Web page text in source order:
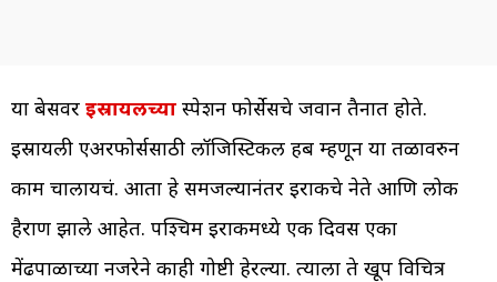
या बेसवर इस्रायलच्या स्पेशन फोर्सेसचे जवान तैनात होते.
इस्रायली एअरफोर्ससाठी लॉजिस्टिकल हब म्हणून या तळावरुन
काम चालायचं. आता हे समजल्यानंतर इराकचे नेते आणि लोक
हैराण झाले आहेत. पश्चिम इराकमध्ये एक दिवस एका
मेंढपाळाच्या नजरेने काही गोष्टी हेरल्या. त्याला ते खूप विचित्र